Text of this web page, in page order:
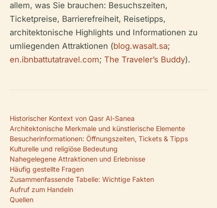
allem, was Sie brauchen: Besuchszeiten,
Ticketpreise, Barrierefreiheit, Reisetipps,
architektonische Highlights und Informationen zu
umliegenden Attraktionen (blog.wasalt.sa;
en.ibnbattutatravel.com; The Traveler’s Buddy).
Historischer Kontext von Qasr Al-Sanea
Architektonische Merkmale und künstlerische Elemente
Besucherinformationen: Öffnungszeiten, Tickets & Tipps
Kulturelle und religiöse Bedeutung
Nahegelegene Attraktionen und Erlebnisse
Häufig gestellte Fragen
Zusammenfassende Tabelle: Wichtige Fakten
Aufruf zum Handeln
Quellen